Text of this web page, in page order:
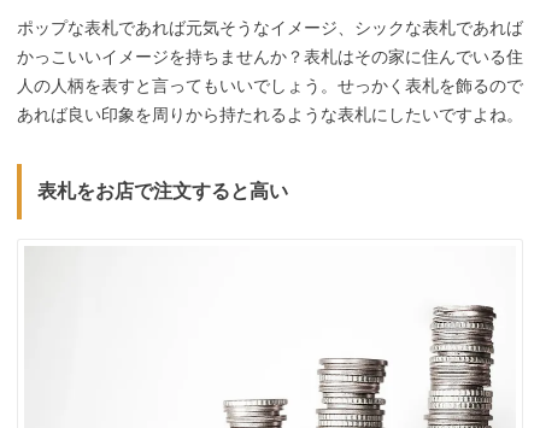
ポップな表札であれば元気そうなイメージ、シックな表札であれば
かっこいいイメージを持ちませんか？表札はその家に住んでいる住
人の人柄を表すと言ってもいいでしょう。せっかく表札を飾るので
あれば良い印象を周りから持たれるような表札にしたいですよね。
表札をお店で注文すると高い